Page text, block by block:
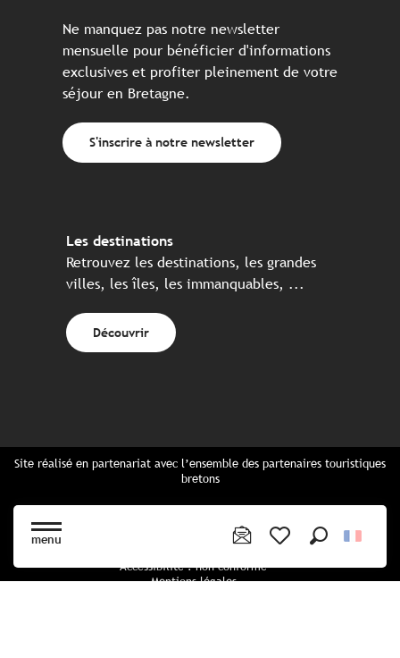
menu
Ne manquez pas notre newsletter
mensuelle pour bénéficier d'informations
exclusives et profiter pleinement de votre
séjour en Bretagne.
S'inscrire à notre newsletter
Les destinations
Retrouvez les destinations, les grandes
villes, les îles, les immanquables, ...
Découvrir
Site réalisé en partenariat avec l’ensemble des partenaires touristiques
bretons
Cartes Bretagne & brochures
Accessibilité : non conforme
Mentions légales